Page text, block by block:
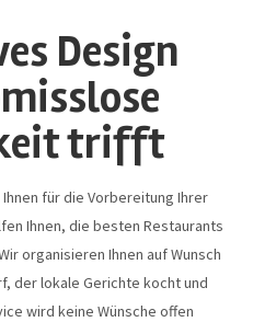
Design
trifft
für die Vorbereitung Ihrer
Ihnen, die besten Restaurants
organisieren Ihnen auf Wunsch
der lokale Gerichte kocht und
wird keine Wünsche offen